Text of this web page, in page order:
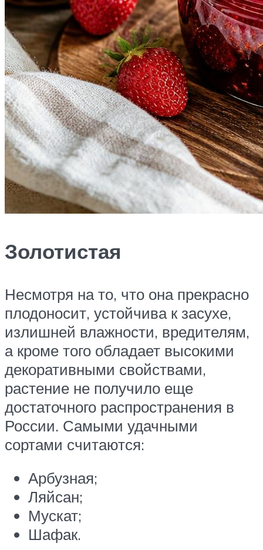
Золотистая
Несмотря на то, что она прекрасно
плодоносит, устойчива к засухе,
излишней влажности, вредителям,
а кроме того обладает высокими
декоративными свойствами,
растение не получило еще
достаточного распространения в
России. Самыми удачными
сортами считаются:
Арбузная;
Ляйсан;
Мускат;
Шафак.